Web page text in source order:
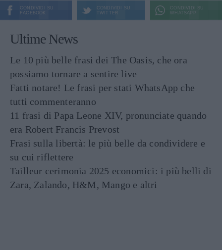
CONDIVIDI SU
FACEBOOK
CONDIVIDI SU
TWITTER
CONDIVIDI SU
WHATSAPP
Ultime News
Le 10 più belle frasi dei The Oasis, che ora
possiamo tornare a sentire live
Fatti notare! Le frasi per stati WhatsApp che
tutti commenteranno
11 frasi di Papa Leone XIV, pronunciate quando
era Robert Francis Prevost
Frasi sulla libertà: le più belle da condividere e
su cui riflettere
Tailleur cerimonia 2025 economici: i più belli di
Zara, Zalando, H&M, Mango e altri